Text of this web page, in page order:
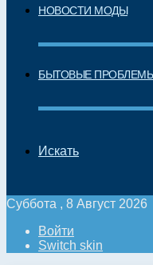
НОВОСТИ МОДЫ
БЫТОВЫЕ
Искать
Суббота , 8 Август 2026
Войти
Switch skin